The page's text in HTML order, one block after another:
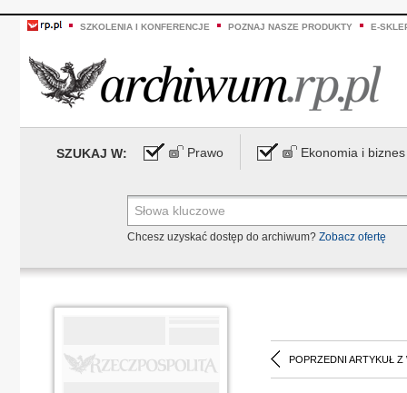
SZKOLENIA I KONFERENCJE POZNAJ NASZE PRODUKTY E-
SZUKAJ W: Prawo Ekonomia i biznes
Chcesz uzyskać dostęp do archiwum? Zobacz ofertę
POPRZEDNI ARTYKUŁ Z